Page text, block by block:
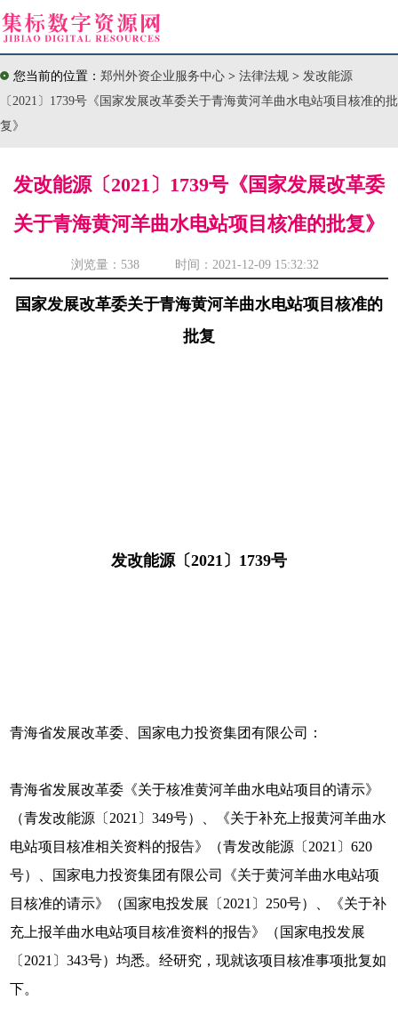
您当前的位置： 郑州外资企业服务中心 > 法律法规 > 发改能源
〔2021〕1739号《国家发展改革委关于青海黄河羊曲水电站项目核准的批
复》
发改能源〔2021〕1739号《国家发展改革委
关于青海黄河羊曲水电站项目核准的批复》
浏览量： 538 时间：2021-12-09 15:32:32
国家发展改革委关于青海黄河羊曲水电站项目核准的
批复
发改能源〔2021〕1739号
青海省发展改革委、国家电力投资集团有限公司：
青海省发展改革委《关于核准黄河羊曲水电站项目的请示》
（青发改能源〔2021〕349号）、《关于补充上报黄河羊曲水
电站项目核准相关资料的报告》（青发改能源〔2021〕620
号）、国家电力投资集团有限公司《关于黄河羊曲水电站项
目核准的请示》（国家电投发展〔2021〕250号）、《关于补
充上报羊曲水电站项目核准资料的报告》（国家电投发展
〔2021〕343号）均悉。经研究，现就该项目核准事项批复如
下。